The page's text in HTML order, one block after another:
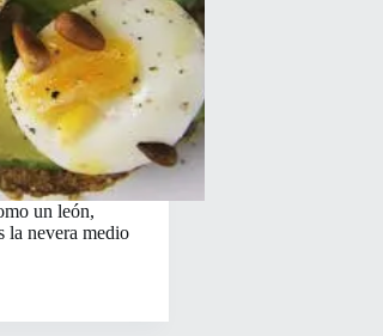
un león,
la nevera medio